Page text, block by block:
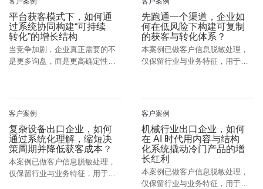
平台获客模式下，如何通
过系统协同构建“可持续
转化”的增长结构
当竞争加剧，企业真正需要的不
是更多询盘，而是更高确定性
先跑通一个渠道，企业如
何在低风险下构建可复制
的获客与转化体系？
本案例已做客户信息脱敏处理，
仅保留行业与业务特征，用于经
客户案例
复杂设备出口企业，如何
通过系统化理解，缩短决
策周期并降低获客成本？
本案例已做客户信息脱敏处理，
仅保留行业与业务特征，用于经
客户案例
机械行业出口企业，如何
在 AI 时代用内容与结构
化系统撬动冷门产品的增
长红利
本案例已做客户信息脱敏处理，
仅保留行业与业务特征，用于经